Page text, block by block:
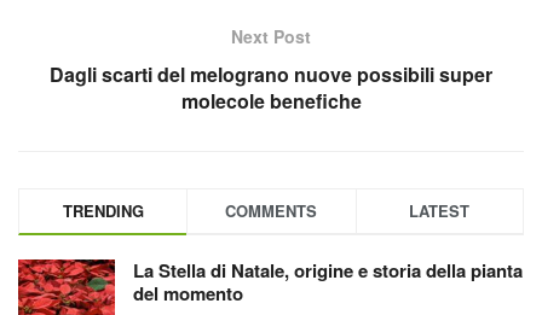
Next Post
Dagli scarti del melograno nuove possibili super
molecole benefiche
TRENDING COMMENTS LATEST
La Stella di Natale, origine e storia della pianta
del momento